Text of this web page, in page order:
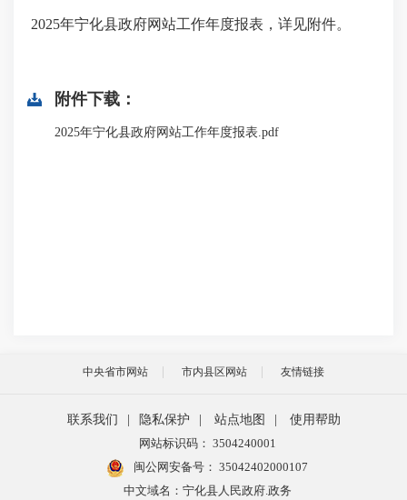
2025年宁化县政府网站工作年度报表，详见附件。
附件下载：
2025年宁化县政府网站工作年度报表.pdf
中央省市网站 市内县区网站 友情链接
联系我们 隐私保护 站点地图
使用帮助
网站标识码： 3504240001
闽公网安备号： 35042402000107
中文域名：宁化县人民政府.政务